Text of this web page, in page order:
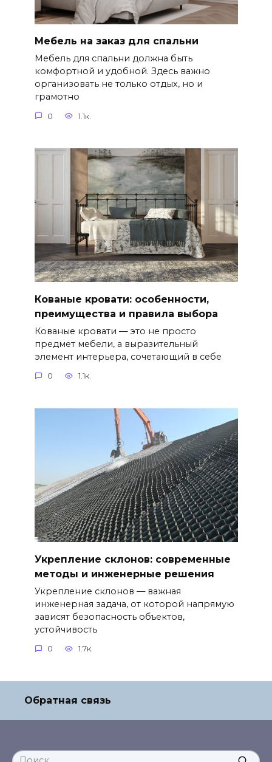
Мебель на заказ для спальни
Мебель для спальни должна быть
комфортной и удобной. Здесь важно
организовать не только отдых, но и
грамотно
0 1.1к.
Кованые кровати: особенности,
преимущества и правила выбора
Кованые кровати — это не просто
предмет мебели, а выразительный
элемент интерьера, сочетающий в себе
0 1.1к.
Укрепление склонов: современные
методы и инженерные решения
Укрепление склонов — важная
инженерная задача, от которой напрямую
зависят безопасность объектов,
устойчивость
0 1.7к.
Обратная связь
Search